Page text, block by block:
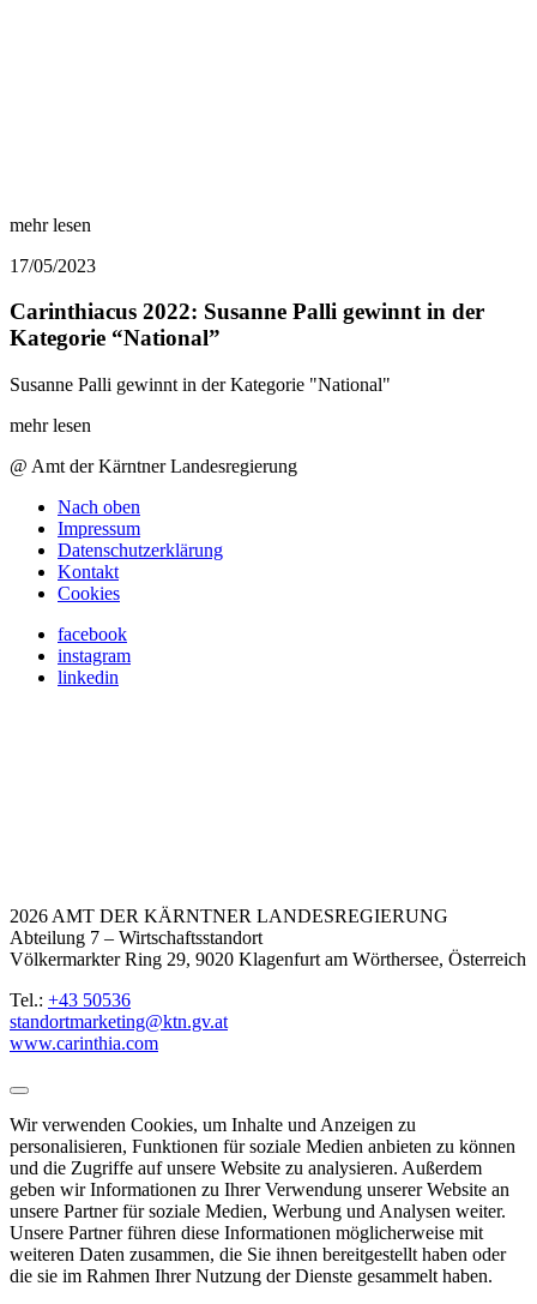
mehr lesen
17/05/2023
Carinthiacus 2022: Susanne Palli gewinnt in der
Kategorie “National”
Susanne Palli gewinnt in der Kategorie "National"
mehr lesen
@ Amt der Kärntner Landesregierung
Nach oben
Impressum
Datenschutzerklärung
Kontakt
Cookies
facebook
instagram
linkedin
2026 AMT DER KÄRNTNER LANDESREGIERUNG
Abteilung 7 – Wirtschaftsstandort
Völkermarkter Ring 29, 9020 Klagenfurt am Wörthersee, Österreich
Tel.: +43 50536
standortmarketing@ktn.gv.at
www.carinthia.com
Wir verwenden Cookies, um Inhalte und Anzeigen zu
personalisieren, Funktionen für soziale Medien anbieten zu können
und die Zugriffe auf unsere Website zu analysieren. Außerdem
geben wir Informationen zu Ihrer Verwendung unserer Website an
unsere Partner für soziale Medien, Werbung und Analysen weiter.
Unsere Partner führen diese Informationen möglicherweise mit
weiteren Daten zusammen, die Sie ihnen bereitgestellt haben oder
die sie im Rahmen Ihrer Nutzung der Dienste gesammelt haben.